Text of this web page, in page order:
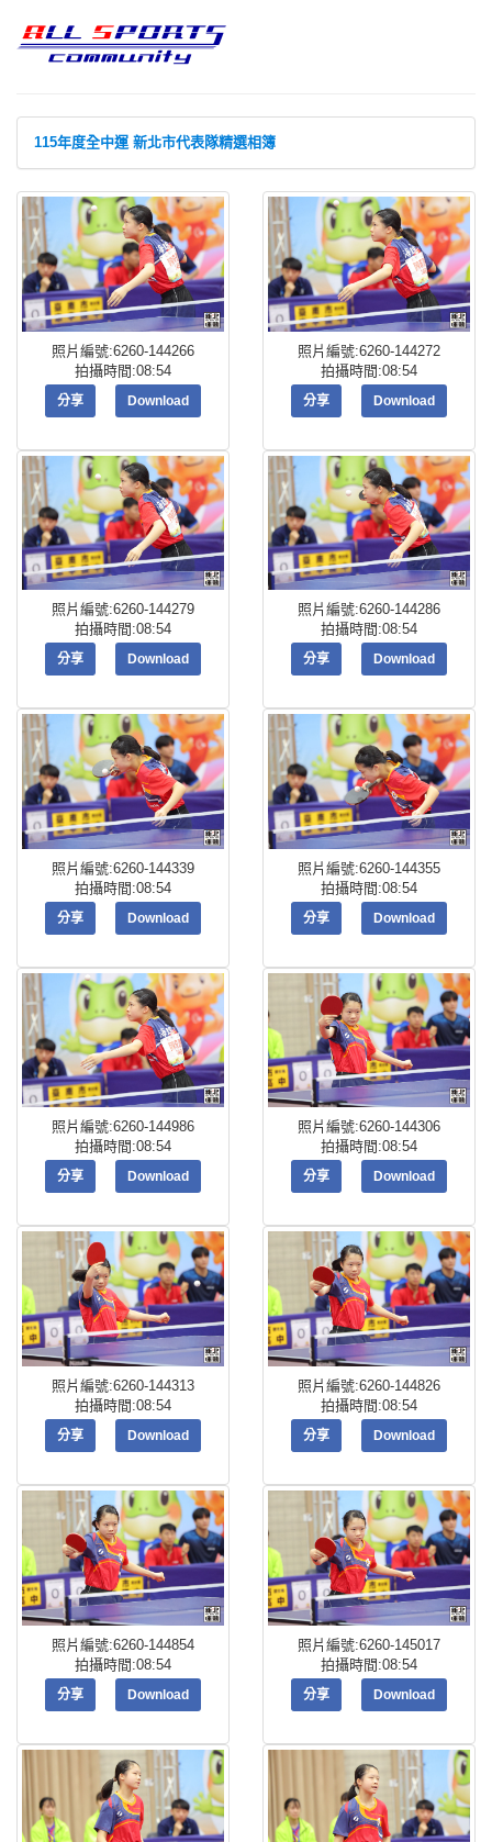
115年度全中運 新北市代表隊精選相簿
照片編號:6260-144266
拍攝時間:08:54
分享 Download
照片編號:6260-144272
拍攝時間:08:54
分享 Download
照片編號:6260-144279
拍攝時間:08:54
分享 Download
照片編號:6260-144286
拍攝時間:08:54
分享 Download
照片編號:6260-144339
拍攝時間:08:54
分享 Download
照片編號:6260-144355
拍攝時間:08:54
分享 Download
照片編號:6260-144986
拍攝時間:08:54
分享 Download
照片編號:6260-144306
拍攝時間:08:54
分享 Download
照片編號:6260-144313
拍攝時間:08:54
分享 Download
照片編號:6260-144826
拍攝時間:08:54
分享 Download
照片編號:6260-144854
拍攝時間:08:54
分享 Download
照片編號:6260-145017
拍攝時間:08:54
分享 Download